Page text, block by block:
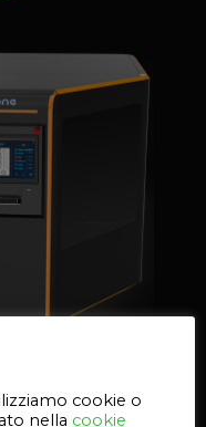
cookie o
nella cookie